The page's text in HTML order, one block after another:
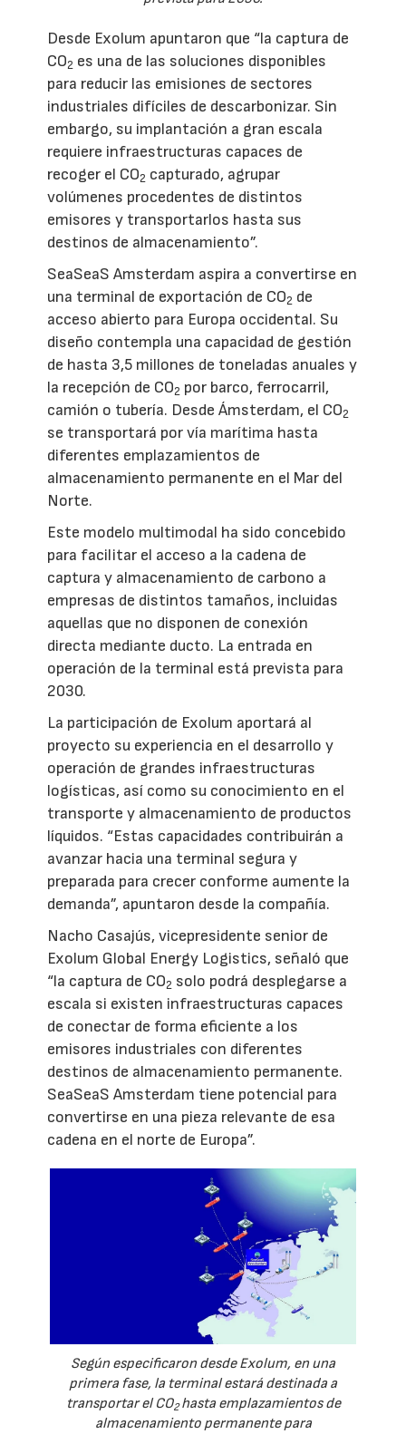
Desde Exolum apuntaron que “la captura de
CO2 es una de las soluciones disponibles
para reducir las emisiones de sectores
industriales difíciles de descarbonizar. Sin
embargo, su implantación a gran escala
requiere infraestructuras capaces de
recoger el CO2 capturado, agrupar
volúmenes procedentes de distintos
emisores y transportarlos hasta sus
destinos de almacenamiento”.
SeaSeaS Amsterdam aspira a convertirse en
una terminal de exportación de CO2 de
acceso abierto para Europa occidental. Su
diseño contempla una capacidad de gestión
de hasta 3,5 millones de toneladas anuales y
la recepción de CO2 por barco, ferrocarril,
camión o tubería. Desde Ámsterdam, el CO2
se transportará por vía marítima hasta
diferentes emplazamientos de
almacenamiento permanente en el Mar del
Norte.
Este modelo multimodal ha sido concebido
para facilitar el acceso a la cadena de
captura y almacenamiento de carbono a
empresas de distintos tamaños, incluidas
aquellas que no disponen de conexión
directa mediante ducto. La entrada en
operación de la terminal está prevista para
2030.
La participación de Exolum aportará al
proyecto su experiencia en el desarrollo y
operación de grandes infraestructuras
logísticas, así como su conocimiento en el
transporte y almacenamiento de productos
líquidos. “Estas capacidades contribuirán a
avanzar hacia una terminal segura y
preparada para crecer conforme aumente la
demanda”, apuntaron desde la compañía.
Nacho Casajús, vicepresidente senior de
Exolum Global Energy Logistics, señaló que
“la captura de CO2 solo podrá desplegarse a
escala si existen infraestructuras capaces
de conectar de forma eficiente a los
emisores industriales con diferentes
destinos de almacenamiento permanente.
SeaSeaS Amsterdam tiene potencial para
convertirse en una pieza relevante de esa
cadena en el norte de Europa”.
Según especificaron desde Exolum, en una
primera fase, la terminal estará destinada a
transportar el CO2hasta emplazamientos de
almacenamiento permanente para